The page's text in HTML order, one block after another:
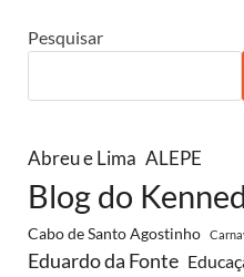
Pesquisar
Abreu e Lima ALEPE
Blog do
Cabo de Santo Agostinho
Eduardo da Fonte